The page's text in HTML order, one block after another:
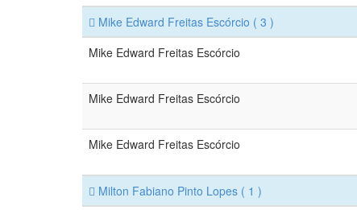
Mike Edward Freitas Escórcio ( 3 )
Mike Edward Freitas Escórcio
Mike Edward Freitas Escórcio
Mike Edward Freitas Escórcio
Milton Fabiano Pinto Lopes ( 1 )